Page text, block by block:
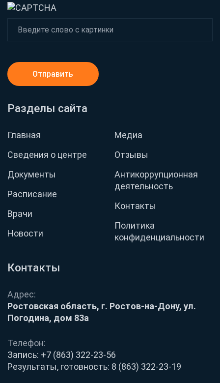
Контакты
Адрес:
Ростовская область, г. Ростов-на-Дону, ул.
Погодина, дом 83а
Телефон:
Запись: +7 (863) 322-23-56
Результаты, готовность: 8 (863) 322-23-19
Разделы сайта
Главная
Сведения о центре
Документы
Расписание
Врачи
Новости
Медиа
Отзывы
Антикоррупционная
деятельность
Контакты
Политика
конфиденциальности
Отправить